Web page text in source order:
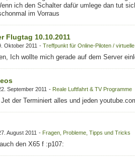
ich den Schalter dafür umlege dan tut
im Vorraus
Flugtag 10.10.2011
Oktober 2011 - Treffpunkt für Online-Piloten /
Ich wollte mich gerade auf dem Server
September 2011 - Reale Luftfahrt & TV Programme
der Terminiert alles und jeden
August 2011 - Fragen, Probleme, Tipps und Tricks
den X65 f :p107: